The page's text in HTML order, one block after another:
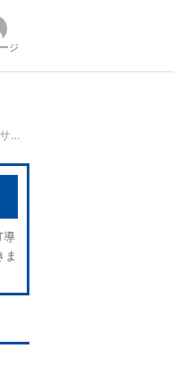
ジ
HPE Cloud Volumesとは？ 今あるデータをそのまま使うクラウドストレージサービスが日本でも利用可能に
導
ま